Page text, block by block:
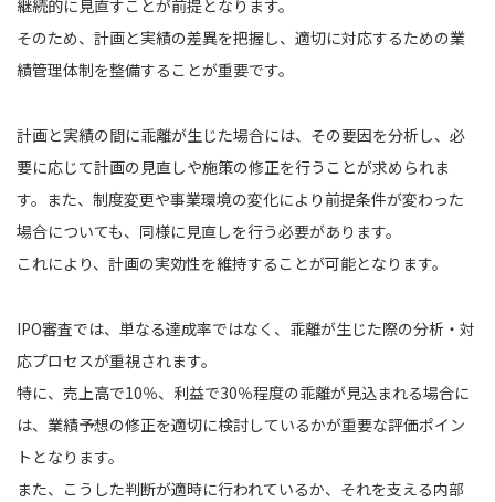
継続的に見直すことが前提となります。
そのため、計画と実績の差異を把握し、適切に対応するための業
績管理体制を整備することが重要です。
計画と実績の間に乖離が生じた場合には、その要因を分析し、必
要に応じて計画の見直しや施策の修正を行うことが求められま
す。また、制度変更や事業環境の変化により前提条件が変わった
場合についても、同様に見直しを行う必要があります。
これにより、計画の実効性を維持することが可能となります。
IPO審査では、単なる達成率ではなく、乖離が生じた際の分析・対
応プロセスが重視されます。
特に、売上高で10％、利益で30％程度の乖離が見込まれる場合に
は、業績予想の修正を適切に検討しているかが重要な評価ポイン
トとなります。
また、こうした判断が適時に行われているか、それを支える内部